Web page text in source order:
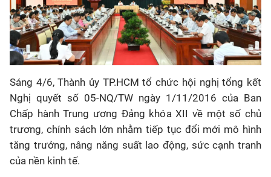
Sáng 4/6, Thành ủy TP.HCM tổ chức hội nghị tổng kết
Nghị quyết số 05-NQ/TW ngày 1/11/2016 của Ban
Chấp hành Trung ương Đảng khóa XII về một số chủ
trương, chính sách lớn nhằm tiếp tục đổi mới mô hình
tăng trưởng, nâng năng suất lao động, sức cạnh tranh
của nền kinh tế.